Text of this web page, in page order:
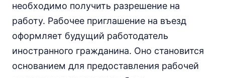
необходимо получить разрешение на
работу. Рабочее приглашение на въезд
оформляет будущий работодатель
иностранного гражданина. Оно становится
основанием для предоставления рабочей